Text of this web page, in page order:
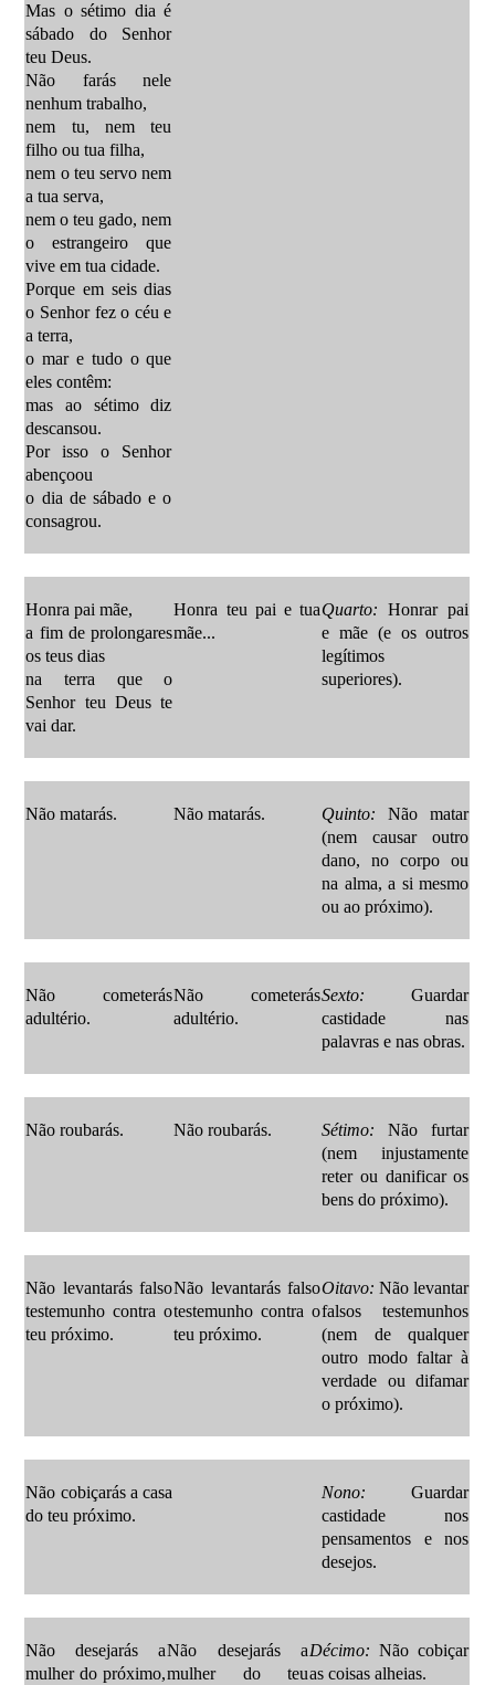
Mas o sétimo dia é
sábado do Senhor
teu Deus.
Não farás nele
nenhum trabalho,
nem tu, nem teu
filho ou tua filha,
nem o teu servo nem
a tua serva,
nem o teu gado, nem
o estrangeiro que
vive em tua cidade.
Porque em seis dias
o Senhor fez o céu e
a terra,
o mar e tudo o que
eles contêm:
mas ao sétimo diz
descansou.
Por isso o Senhor
abençoou
o dia de sábado e o
consagrou.
Honra pai mãe,
a fim de prolongares
os teus dias
na terra que o
Senhor teu Deus te
vai dar.
Honra teu pai e tua
mãe...
Quarto:
Honrar pai
e mãe (e os outros
legítimos
superiores).
Não matarás. Não matarás. Quinto:
Não matar
(nem causar outro
dano, no corpo ou
na alma, a si mesmo
ou ao próximo).
Não cometerás
adultério.
Não cometerás
adultério.
Sexto:
Guardar
castidade nas
palavras e nas obras.
Não roubarás. Não roubarás. Sétimo:
Não furtar
(nem injustamente
reter ou danificar os
bens do próximo).
Não levantarás falso
testemunho contra o
teu próximo.
Não levantarás falso
testemunho contra o
teu próximo.
Oitavo: Não levantar
falsos testemunhos
(nem de qualquer
outro modo faltar à
verdade ou difamar
o próximo).
Não cobiçarás a casa
do teu próximo.
Nono:
Guardar
castidade nos
pensamentos e nos
desejos.
Não desejarás a
mulher do próximo,
Não desejarás a
mulher do teu
Décimo: Não cobiçar
as coisas alheias.